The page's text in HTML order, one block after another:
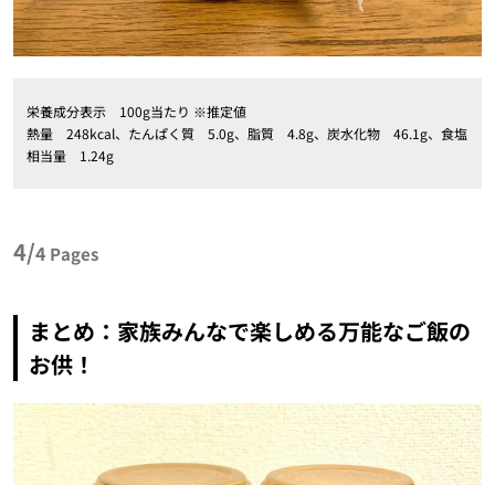
栄養成分表示 100g当たり ※推定値
熱量 248kcal、たんぱく質 5.0g、脂質 4.8g、炭水化物 46.1g、食塩
相当量 1.24g
4/4 Pages
まとめ：家族みんなで楽しめる万能なご飯の
お供！